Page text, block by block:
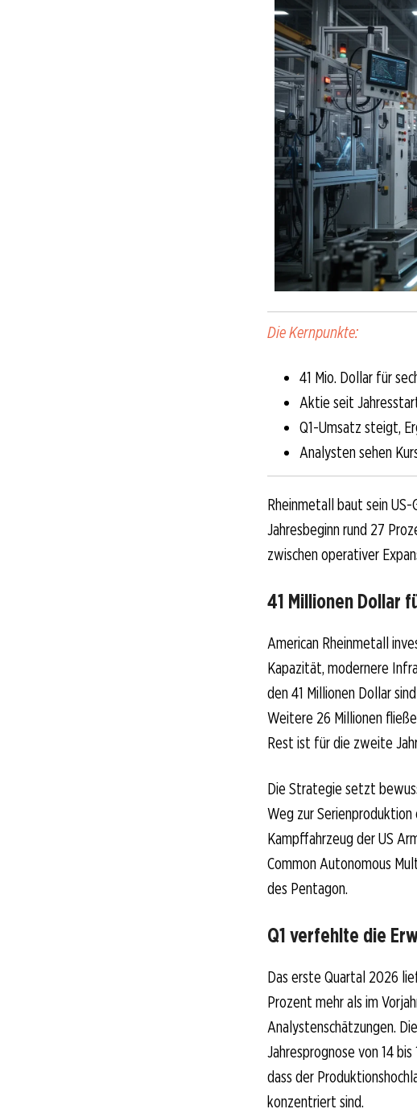
Die Kernpunkte:
41 Mio. Dollar für
Aktie seit
Q1-Umsatz steigt,
Analysten sehen
Rheinmetall baut sein
Jahresbeginn rund 27
zwischen operativer
41 Millionen Dollar
American Rheinmetall
Kapazität, modernere
den 41 Millionen Dollar
Weitere 26 Millionen
Rest ist für die zweite
Die Strategie setzt
Weg zur
Kampffahrzeug der US
Common Autonomous
des Pentagon.
Q1 verfehlte die
Das erste Quartal 2026
Prozent mehr als im
Analystenschätzungen.
Jahresprognose von 14
dass der
konzentriert sind.